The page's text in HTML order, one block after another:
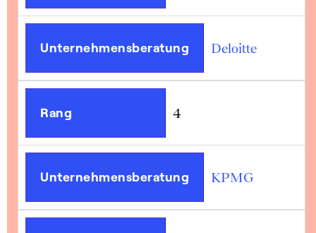
Unternehmensberatung Deloitte
Rang 4
Unternehmensberatung KPMG